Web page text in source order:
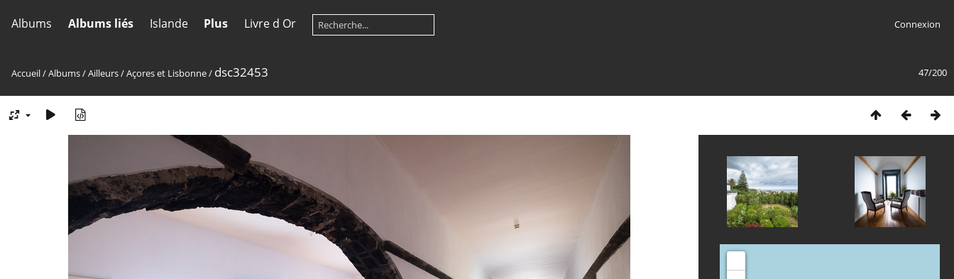
Albums Albums liés Islande Plus Livre d Or Connexion
47/200
Accueil/Albums/Ailleurs/Açores et Lisbonne/ dsc32453